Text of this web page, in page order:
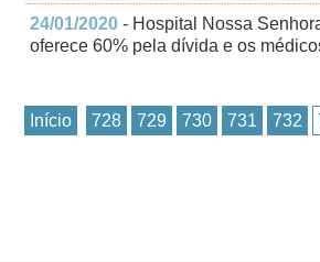
24/01/2020 - Hospital Nossa
oferece 60% pela dívida e os
Início 728 729 730 731 732